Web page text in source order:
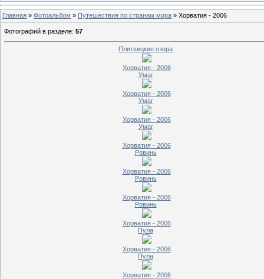
Главная » Фотоальбом » Путешествия по странам мира » Хорватия - 2006
Фотографий в разделе: 57
Плитвицкие озера
Хорватия - 2006
Умаг
Хорватия - 2006
Умаг
Хорватия - 2006
Умаг
Хорватия - 2006
Ровинь
Хорватия - 2006
Ровинь
Хорватия - 2006
Ровинь
Хорватия - 2006
Пула
Хорватия - 2006
Пула
Хорватия - 2006